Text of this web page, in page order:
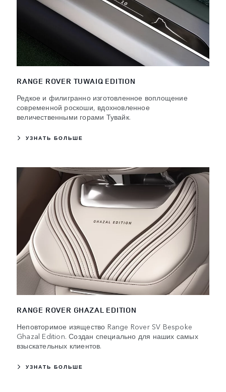
RANGE ROVER TUWAIQ EDITION
Редкое и филигранно изготовленное воплощение
современной роскоши, вдохновленное
величественными горами Тувайк.
УЗНАТЬ БОЛЬШЕ
RANGE ROVER GHAZAL EDITION
Неповторимое изящество Range Rover SV Bespoke
Ghazal Edition. Создан специально для наших самых
взыскательных клиентов.
УЗНАТЬ БОЛЬШЕ